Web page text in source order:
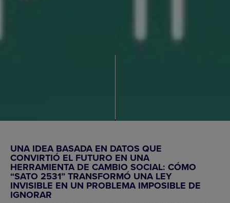
UNA IDEA BASADA EN DATOS QUE
CONVIRTIÓ EL FUTURO EN UNA
HERRAMIENTA DE CAMBIO SOCIAL: CÓMO
“SATO 2531” TRANSFORMÓ UNA LEY
INVISIBLE EN UN PROBLEMA IMPOSIBLE DE
IGNORAR